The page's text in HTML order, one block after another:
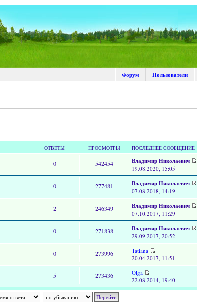
Форум Пользователи
ОТВЕТЫ ПРОСМОТРЫ ПОСЛЕДНЕЕ СООБЩЕНИЕ
0 542454 Владимир Николаевич
19.08.2020, 15:05
0 277481 Владимир Николаевич
07.08.2018, 14:19
2 246349 Владимир Николаевич
07.10.2017, 11:29
0 271838 Владимир Николаевич
29.09.2017, 20:52
0 273996
Tatiana
20.04.2017, 11:51
5 273436
Olga
22.08.2014, 19:40